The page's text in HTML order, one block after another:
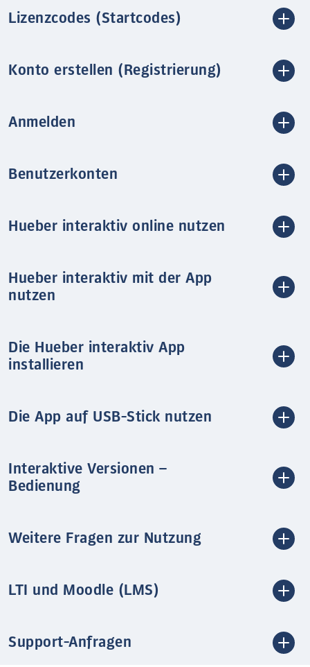
Lizenzcodes (Startcodes)
Konto erstellen (Registrierung)
Anmelden
Benutzerkonten
Hueber interaktiv online nutzen
Hueber interaktiv mit der App
nutzen
Die Hueber interaktiv App
installieren
Die App auf USB-Stick nutzen
Interaktive Versionen –
Bedienung
Weitere Fragen zur Nutzung
LTI und Moodle (LMS)
Support-Anfragen